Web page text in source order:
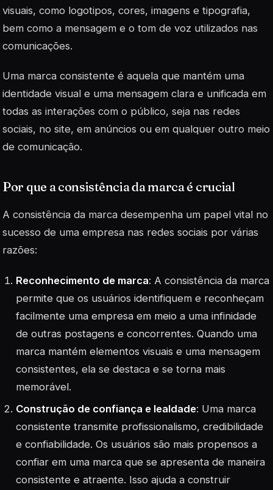
visuais, como logotipos, cores, imagens e tipografia,
bem como a mensagem e o tom de voz utilizados nas
comunicações.
Uma marca consistente é aquela que mantém uma
identidade visual e uma mensagem clara e unificada em
todas as interações com o público, seja nas redes
sociais, no site, em anúncios ou em qualquer outro meio
de comunicação.
Por que a consistência da marca é crucial
A consistência da marca desempenha um papel vital no
sucesso de uma empresa nas redes sociais por várias
razões:
Reconhecimento de marca: A consistência da marca
permite que os usuários identifiquem e reconheçam
facilmente uma empresa em meio a uma infinidade
de outras postagens e concorrentes. Quando uma
marca mantém elementos visuais e uma mensagem
consistentes, ela se destaca e se torna mais
memorável.
Construção de confiança e lealdade: Uma marca
consistente transmite profissionalismo, credibilidade
e confiabilidade. Os usuários são mais propensos a
confiar em uma marca que se apresenta de maneira
consistente e atraente. Isso ajuda a construir